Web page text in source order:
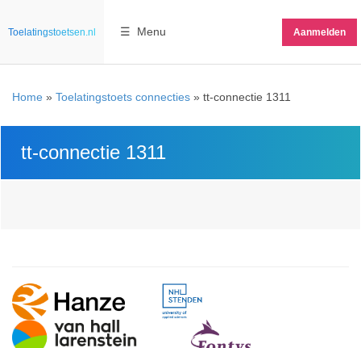
Toelatingstoetsen.nl ☰ Menu Aanmelden
Home » Toelatingstoets connecties » tt-connectie 1311
tt-connectie 1311